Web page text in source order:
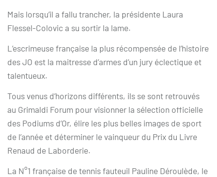
Mais lorsqu’il a fallu trancher, la présidente Laura
Flessel-Colovic a su sortir la lame.
L’escrimeuse française la plus récompensée de l’histoire
des JO est la maitresse d’armes d’un jury éclectique et
talentueux.
Tous venus d’horizons différents, ils se sont retrouvés
au Grimaldi Forum pour visionner la sélection officielle
des Podiums d’Or, élire les plus belles images de sport
de l’année et déterminer le vainqueur du Prix du Livre
Renaud de Laborderie.
La N°1 française de tennis fauteuil Pauline Déroulède, le